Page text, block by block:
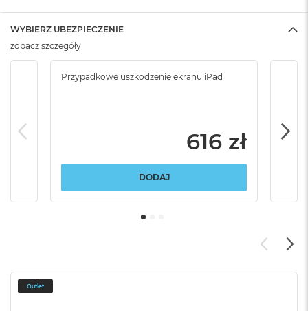
WYBIERZ UBEZPIECZENIE
Przypadkowe uszkodzenie ekranu iPad
616 zł
DODAJ
zobacz szczegóły
Outlet